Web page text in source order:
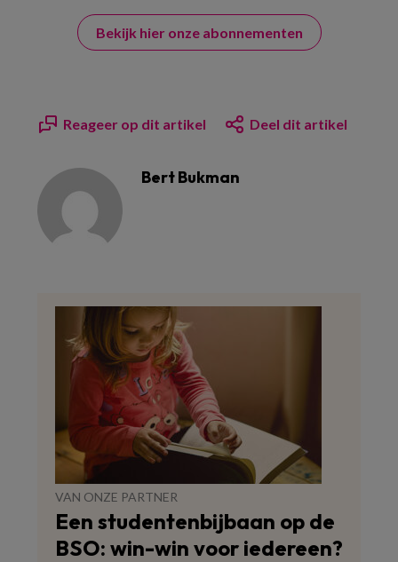
Bekijk hier onze abonnementen
Reageer op dit artikel Deel dit artikel
Bert Bukman
VAN ONZE PARTNER
Een studentenbijbaan op de
BSO: win-win voor iedereen?